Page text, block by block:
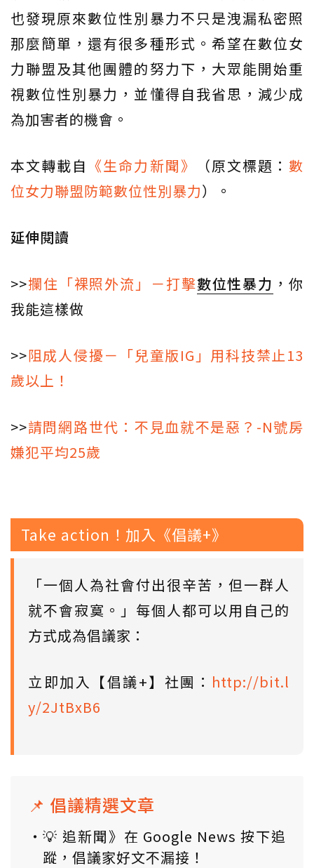
也發現原來數位性別暴力不只是洩漏私密照
那麼簡單，還有很多種形式。希望在數位女
力聯盟及其他團體的努力下，大眾能開始重
視數位性別暴力，並懂得自我省思，減少成
為加害者的機會。
本文轉載自 《生命力新聞》 （原文標題：數
位女力聯盟防範數位性別暴力）。
延伸閱讀
>>攔住「裸照外流」－打擊數位性暴力 ，你
我能這樣做
>>阻成人侵擾－「兒童版IG」用科技禁止13
歲以上！
>>請問網路世代：不見血就不是惡？-N號房
嫌犯平均25歲
Take action！加入《倡議+》
「一個人為社會付出很辛苦，但一群人
就不會寂寞。」每個人都可以用自己的
方式成為倡議家：
立即加入【倡議+】社團： http://bit.l
y/2JtBxB6
📌 倡議精選文章
💡 追新聞》在 Google News 按下追
蹤，倡議家好文不漏接！